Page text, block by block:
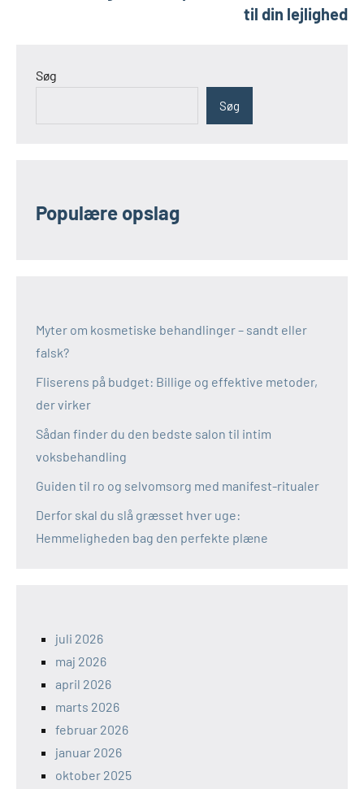
til din lejlighed
Søg
Søg
Populære opslag
Myter om kosmetiske behandlinger – sandt eller
falsk?
Fliserens på budget: Billige og effektive metoder,
der virker
Sådan finder du den bedste salon til intim
voksbehandling
Guiden til ro og selvomsorg med manifest-ritualer
Derfor skal du slå græsset hver uge:
Hemmeligheden bag den perfekte plæne
juli 2026
maj 2026
april 2026
marts 2026
februar 2026
januar 2026
oktober 2025